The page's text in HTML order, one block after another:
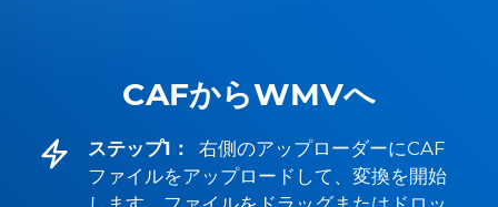
CAFからWMVへ
ステップ1：
右側のアップローダーにCAF
ファイルをアップロードして、変換を開始